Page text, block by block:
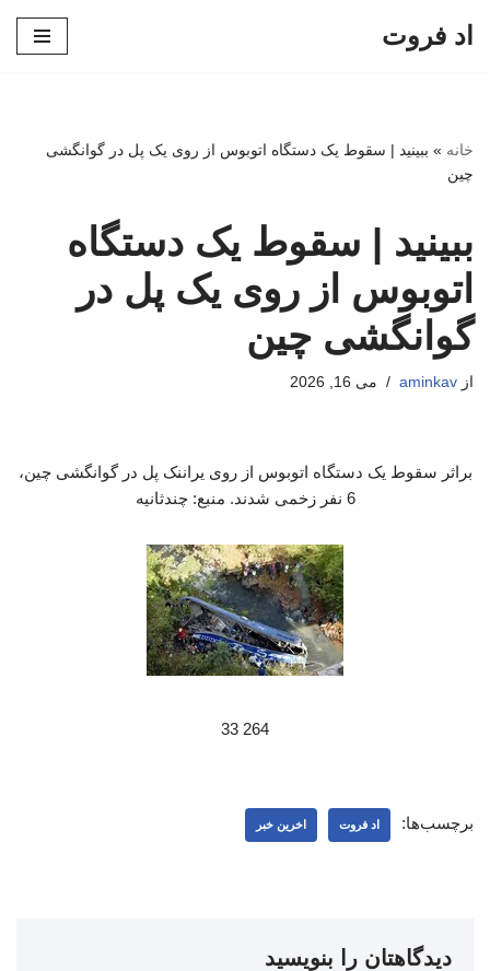
اد فروت
خانه » ببینید | سقوط یک دستگاه اتوبوس از روی یک پل در گوانگشی
چین
ببینید | سقوط یک دستگاه
اتوبوس از روی یک پل در
گوانگشی چین
از aminkav می 16, 2026
براثر سقوط یک دستگاه اتوبوس از روی یراننک پل در گوانگشی چین،
6 نفر زخمی شدند. منبع: چندثانیه
264 33
برچسب‌ها: اد فروت اخرین خبر
دیدگاهتان را بنویسید